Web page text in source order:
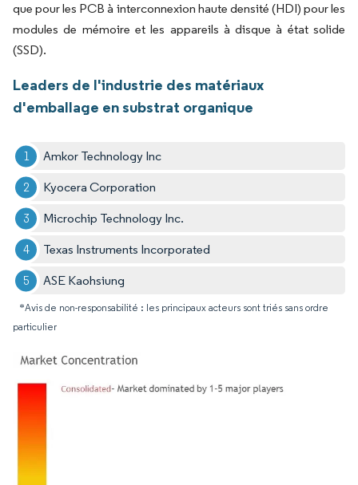
que pour les PCB à interconnexion haute densité (HDI) pour les
modules de mémoire et les appareils à disque à état solide
(SSD).
Leaders de l'industrie des matériaux
d'emballage en substrat organique
Amkor Technology Inc
Kyocera Corporation
Microchip Technology Inc.
Texas Instruments Incorporated
ASE Kaohsiung
*Avis de non-responsabilité : les principaux acteurs sont triés sans ordre
particulier